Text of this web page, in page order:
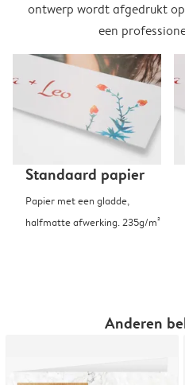
ontwerp wordt afgedrukt
een
Standaard papier
Papier met een gladde,
halfmatte afwerking. 235g/m²
Anderen